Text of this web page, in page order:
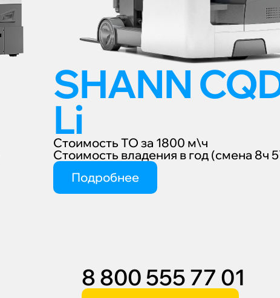
SHANN
Li
Стоимость ТО за 1800 м\ч
Стоимость владения в год (смена 8ч
Подробнее
8 800 555 77 01